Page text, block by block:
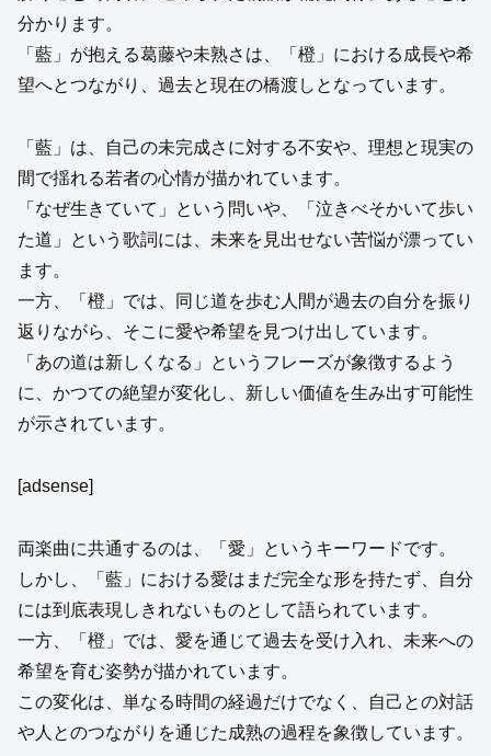
分かります。
「藍」が抱える葛藤や未熟さは、「橙」における成長や希
望へとつながり、過去と現在の橋渡しとなっています。
「藍」は、自己の未完成さに対する不安や、理想と現実の
間で揺れる若者の心情が描かれています。
「なぜ生きていて」という問いや、「泣きべそかいて歩い
た道」という歌詞には、未来を見出せない苦悩が漂ってい
ます。
一方、「橙」では、同じ道を歩む人間が過去の自分を振り
返りながら、そこに愛や希望を見つけ出しています。
「あの道は新しくなる」というフレーズが象徴するよう
に、かつての絶望が変化し、新しい価値を生み出す可能性
が示されています。
[adsense]
両楽曲に共通するのは、「愛」というキーワードです。
しかし、「藍」における愛はまだ完全な形を持たず、自分
には到底表現しきれないものとして語られています。
一方、「橙」では、愛を通じて過去を受け入れ、未来への
希望を育む姿勢が描かれています。
この変化は、単なる時間の経過だけでなく、自己との対話
や人とのつながりを通じた成熟の過程を象徴しています。